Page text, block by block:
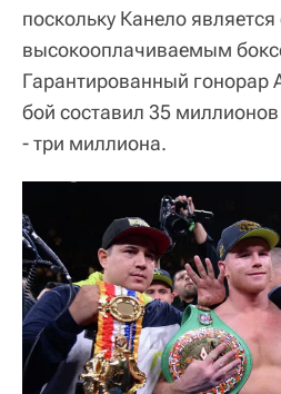
поскольку Канело
высокооплачиваемым
Гарантированный гонорар
бой составил 35
- три миллиона.